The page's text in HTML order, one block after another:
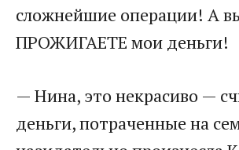
сложнейшие операции! А
ПРОЖИГАЕТЕ мои деньги!
— Нина, это некрасиво —
деньги, потраченные на